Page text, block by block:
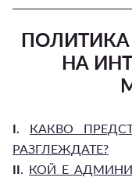
ПОЛИТИКА
НА
I.
КАКВО
РАЗГЛЕЖДАТЕ?
II. КОЙ Е